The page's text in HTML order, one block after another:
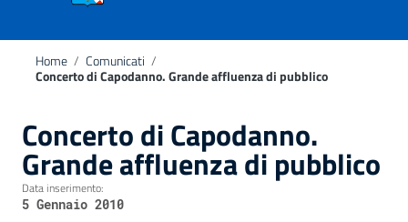
Home / Comunicati /
Concerto di Capodanno. Grande affluenza di pubblico
Concerto di Capodanno.
Grande affluenza di pubblico
Data inserimento:
5 Gennaio 2010